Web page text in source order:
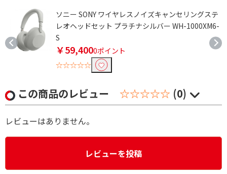
ソニー SONY ワイヤレスノイズキャンセリングステ
レオヘッドセット プラチナシルバー WH-1000XM6-
S
￥59,4000ポイント
☆☆☆☆☆
この商品のレビュー ☆☆☆☆☆ (0)
レビューはありません。
レビューを投稿